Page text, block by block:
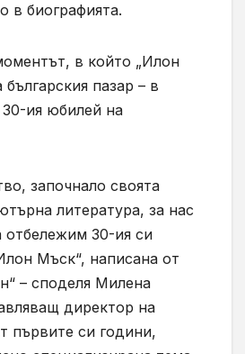
в биографията.
в който „Илон
пазар – в
ия юбилей на
започнало своята
литература, за нас
отбележим 30-ия си
Мъск“, написана от
– споделя Милена
директор на
първите си години,